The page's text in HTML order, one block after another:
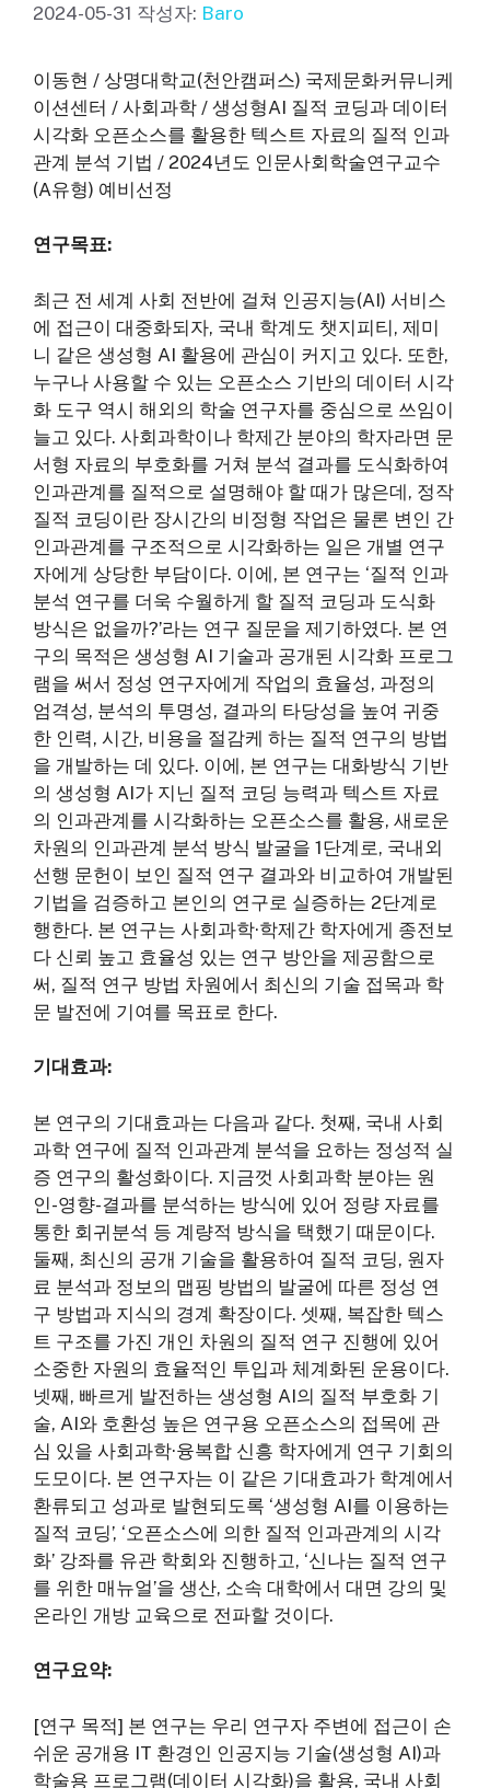
2024-05-31 작성자: Baro
이동현 / 상명대학교(천안캠퍼스) 국제문화커뮤니케
이션센터 / 사회과학 / 생성형AI 질적 코딩과 데이터
시각화 오픈소스를 활용한 텍스트 자료의 질적 인과
관계 분석 기법 / 2024년도 인문사회학술연구교수
(A유형) 예비선정
연구목표:
최근 전 세계 사회 전반에 걸쳐 인공지능(AI) 서비스
에 접근이 대중화되자, 국내 학계도 챗지피티, 제미
니 같은 생성형 AI 활용에 관심이 커지고 있다. 또한,
누구나 사용할 수 있는 오픈소스 기반의 데이터 시각
화 도구 역시 해외의 학술 연구자를 중심으로 쓰임이
늘고 있다. 사회과학이나 학제간 분야의 학자라면 문
서형 자료의 부호화를 거쳐 분석 결과를 도식화하여
인과관계를 질적으로 설명해야 할 때가 많은데, 정작
질적 코딩이란 장시간의 비정형 작업은 물론 변인 간
인과관계를 구조적으로 시각화하는 일은 개별 연구
자에게 상당한 부담이다. 이에, 본 연구는 ‘질적 인과
분석 연구를 더욱 수월하게 할 질적 코딩과 도식화
방식은 없을까?’라는 연구 질문을 제기하였다. 본 연
구의 목적은 생성형 AI 기술과 공개된 시각화 프로그
램을 써서 정성 연구자에게 작업의 효율성, 과정의
엄격성, 분석의 투명성, 결과의 타당성을 높여 귀중
한 인력, 시간, 비용을 절감케 하는 질적 연구의 방법
을 개발하는 데 있다. 이에, 본 연구는 대화방식 기반
의 생성형 AI가 지닌 질적 코딩 능력과 텍스트 자료
의 인과관계를 시각화하는 오픈소스를 활용, 새로운
차원의 인과관계 분석 방식 발굴을 1단계로, 국내외
선행 문헌이 보인 질적 연구 결과와 비교하여 개발된
기법을 검증하고 본인의 연구로 실증하는 2단계로
행한다. 본 연구는 사회과학·학제간 학자에게 종전보
다 신뢰 높고 효율성 있는 연구 방안을 제공함으로
써, 질적 연구 방법 차원에서 최신의 기술 접목과 학
문 발전에 기여를 목표로 한다.
기대효과:
본 연구의 기대효과는 다음과 같다. 첫째, 국내 사회
과학 연구에 질적 인과관계 분석을 요하는 정성적 실
증 연구의 활성화이다. 지금껏 사회과학 분야는 원
인-영향-결과를 분석하는 방식에 있어 정량 자료를
통한 회귀분석 등 계량적 방식을 택했기 때문이다.
둘째, 최신의 공개 기술을 활용하여 질적 코딩, 원자
료 분석과 정보의 맵핑 방법의 발굴에 따른 정성 연
구 방법과 지식의 경계 확장이다. 셋째, 복잡한 텍스
트 구조를 가진 개인 차원의 질적 연구 진행에 있어
소중한 자원의 효율적인 투입과 체계화된 운용이다.
넷째, 빠르게 발전하는 생성형 AI의 질적 부호화 기
술, AI와 호환성 높은 연구용 오픈소스의 접목에 관
심 있을 사회과학·융복합 신흥 학자에게 연구 기회의
도모이다. 본 연구자는 이 같은 기대효과가 학계에서
환류되고 성과로 발현되도록 ‘생성형 AI를 이용하는
질적 코딩’, ‘오픈소스에 의한 질적 인과관계의 시각
화’ 강좌를 유관 학회와 진행하고, ‘신나는 질적 연구
를 위한 매뉴얼’을 생산, 소속 대학에서 대면 강의 및
온라인 개방 교육으로 전파할 것이다.
연구요약:
[연구 목적] 본 연구는 우리 연구자 주변에 접근이 손
쉬운 공개용 IT 환경인 인공지능 기술(생성형 AI)과
학술용 프로그램(데이터 시각화)을 활용, 국내 사회